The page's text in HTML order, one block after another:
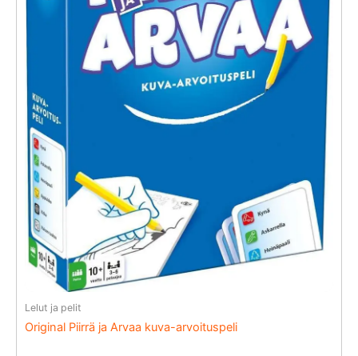
Lelut ja pelit
Original Piirrä ja Arvaa kuva-arvoituspeli